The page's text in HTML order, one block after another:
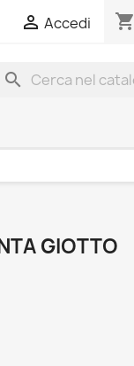
 Accedi shopping_cart
search
GIOTTO